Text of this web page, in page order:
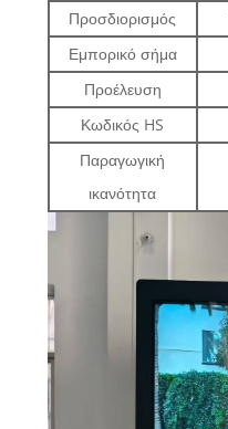
Προσδιορισμός
Εμπορικό σήμα
Προέλευση
Κωδικός HS
Παραγωγική
ικανότητα